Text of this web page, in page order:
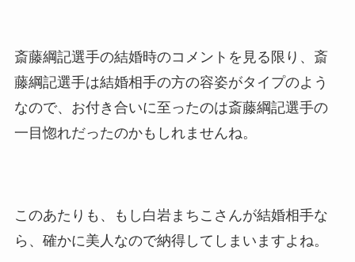
斎藤綱記選手の結婚時のコメントを見る限り、斎
藤綱記選手は結婚相手の方の容姿がタイプのよう
なので、お付き合いに至ったのは斎藤綱記選手の
一目惚れだったのかもしれませんね。
このあたりも、もし白岩まちこさんが結婚相手な
ら、確かに美人なので納得してしまいますよね。